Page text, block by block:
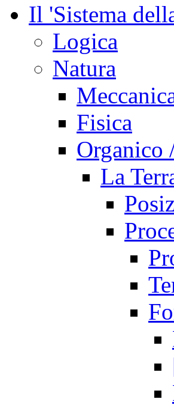
Il 'Sistema
Logica
Natura
Fisica
Organico
La